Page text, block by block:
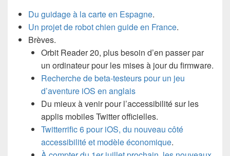
Du guidage à la carte en Espagne.
Un projet de robot chien guide en France.
Brèves.
Orbit Reader 20, plus besoin d’en passer par
un ordinateur pour les mises à jour du firmware.
Recherche de beta-testeurs pour un jeu
d’aventure iOS en anglais
Du mieux à venir pour l’accessibilité sur les
applis mobiles Twitter officielles.
Twitterrific 6 pour iOS, du nouveau côté
accessibilité et modèle économique.